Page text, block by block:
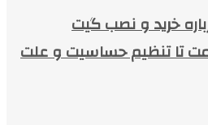
خرید و نصب گیت
تا تنظیم حساسیت و علت